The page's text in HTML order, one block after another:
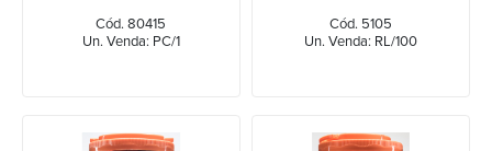
Cód. 80415
Un. Venda: PC/1
Cód. 5105
Un. Venda: RL/100